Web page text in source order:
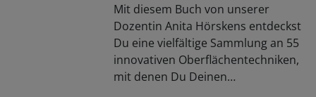
Mit diesem Buch von unserer
Dozentin Anita Hörskens entdeckst
Du eine vielfältige Sammlung an 55
innovativen Oberflächentechniken,
mit denen Du Deinen…